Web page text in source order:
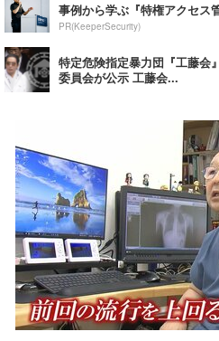
事例から学ぶ『特権アクセス
PR(KeeperSecurity)
特定危険指定暴力団『工藤会
委員会が公示 工藤会...